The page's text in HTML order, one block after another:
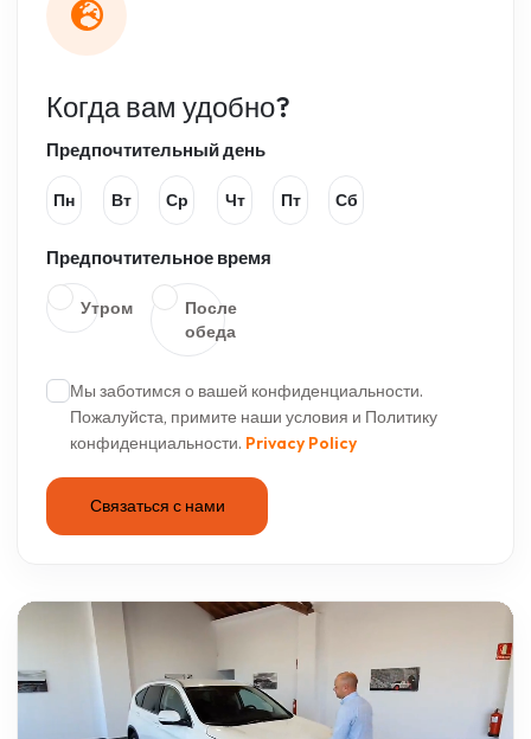
Когда вам удобно?
Предпочтительный день
Пн Вт Ср Чт Пт Сб
Предпочтительное время
Утром
После
обеда
Мы заботимся о вашей конфиденциальности.
Пожалуйста, примите наши условия и Политику
конфиденциальности. Privacy Policy